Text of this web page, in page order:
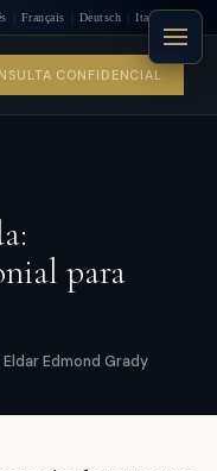
Français Deutsch Italiano
CONFIDENCIAL
para
Eldar Edmond Grady